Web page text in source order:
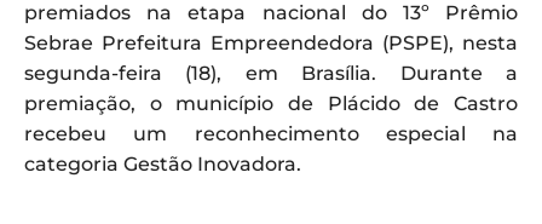
premiados na etapa nacional do 13º Prêmio
Sebrae Prefeitura Empreendedora (PSPE), nesta
segunda-feira (18), em Brasília. Durante a
premiação, o município de Plácido de Castro
recebeu um reconhecimento especial na
categoria Gestão Inovadora.